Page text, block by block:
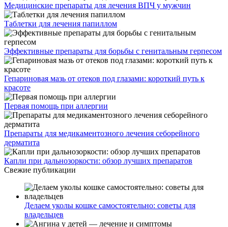
Медицинские препараты для лечения ВПЧ у мужчин
Таблетки для лечения папиллом
Эффективные препараты для борьбы с генитальным герпесом
Гепариновая мазь от отеков под глазами: короткий путь к
красоте
Первая помощь при аллергии
Препараты для медикаментозного лечения себорейного
дерматита
Капли при дальнозоркости: обзор лучших препаратов
Свежие публикации
Делаем уколы кошке самостоятельно: советы для
владельцев